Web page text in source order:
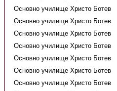
Основно училище Христо Ботев
Основно училище Христо Ботев
Основно училище Христо Ботев
Основно училище Христо Ботев
Основно училище Христо Ботев
Основно училище Христо Ботев
Основно училище Христо Ботев